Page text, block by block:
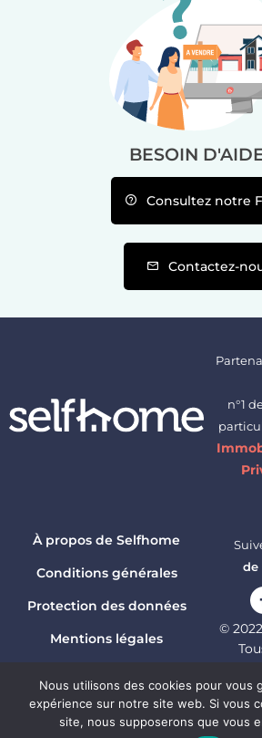
BESOIN
Consultez notre
Contactez-
n°1
À propos de Selfhome
Conditions générales
Protection des données
Mentions légales
de
©
Nous utilisons des cookies pour vous
expérience sur notre site web. Si vous
site, nous supposerons que vous